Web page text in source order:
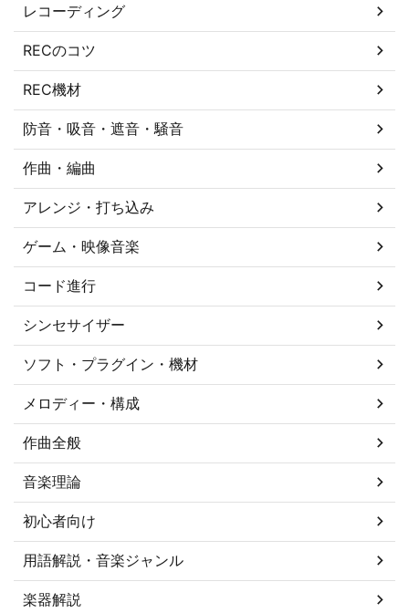
レコーディング
RECのコツ
REC機材
防音・吸音・遮音・騒音
作曲・編曲
アレンジ・打ち込み
ゲーム・映像音楽
コード進行
シンセサイザー
ソフト・プラグイン・機材
メロディー・構成
作曲全般
音楽理論
初心者向け
用語解説・音楽ジャンル
楽器解説